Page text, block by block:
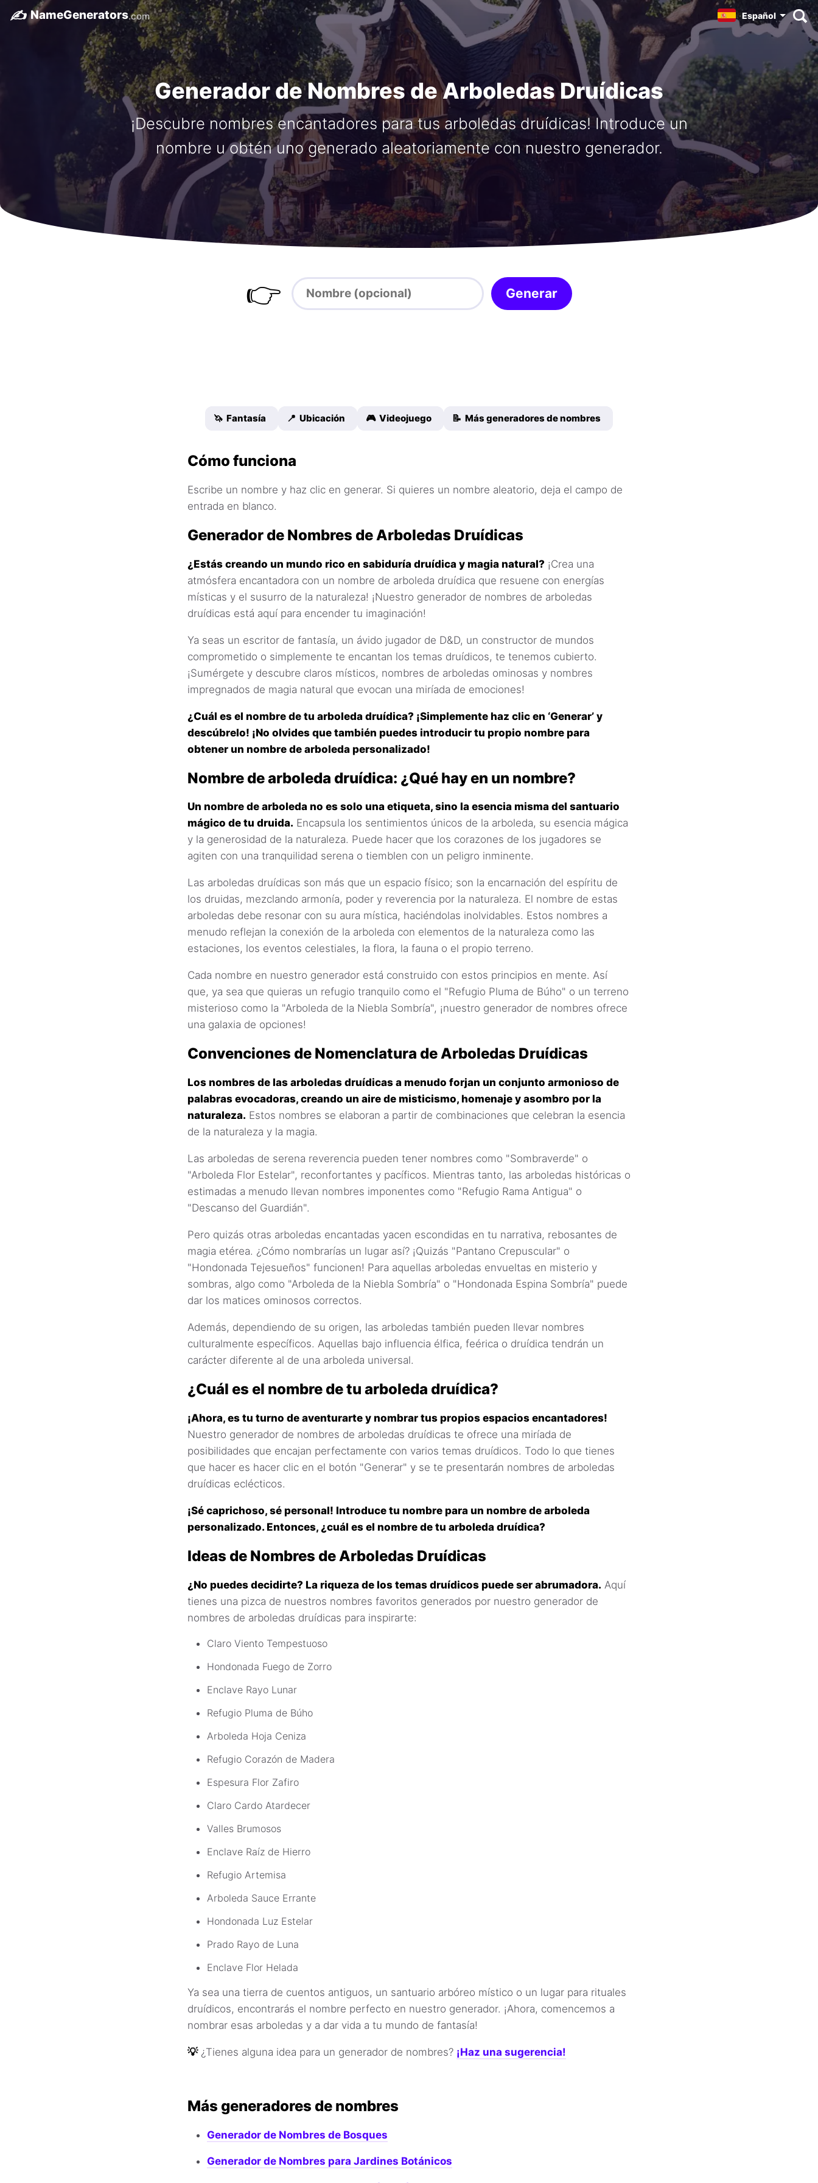
✍️ NameGenerators.com Español
Generador de Nombres de Arboledas Druídicas
¡Descubre nombres encantadores para tus arboledas druídicas! Introduce un
nombre u obtén uno generado aleatoriamente con nuestro generador.
👉 Generar
🦄 Fantasía 📍 Ubicación 🎮 Videojuego 📝 Más generadores de nombres
Cómo funciona
Escribe un nombre y haz clic en generar. Si quieres un nombre aleatorio, deja el campo de
entrada en blanco.
Generador de Nombres de Arboledas Druídicas
¿Estás creando un mundo rico en sabiduría druídica y magia natural? ¡Crea una
atmósfera encantadora con un nombre de arboleda druídica que resuene con energías
místicas y el susurro de la naturaleza! ¡Nuestro generador de nombres de arboledas
druídicas está aquí para encender tu imaginación!
Ya seas un escritor de fantasía, un ávido jugador de D&D, un constructor de mundos
comprometido o simplemente te encantan los temas druídicos, te tenemos cubierto.
¡Sumérgete y descubre claros místicos, nombres de arboledas ominosas y nombres
impregnados de magia natural que evocan una miríada de emociones!
¿Cuál es el nombre de tu arboleda druídica? ¡Simplemente haz clic en ‘Generar’ y
descúbrelo! ¡No olvides que también puedes introducir tu propio nombre para
obtener un nombre de arboleda personalizado!
Nombre de arboleda druídica: ¿Qué hay en un nombre?
Un nombre de arboleda no es solo una etiqueta, sino la esencia misma del santuario
mágico de tu druida. Encapsula los sentimientos únicos de la arboleda, su esencia mágica
y la generosidad de la naturaleza. Puede hacer que los corazones de los jugadores se
agiten con una tranquilidad serena o tiemblen con un peligro inminente.
Las arboledas druídicas son más que un espacio físico; son la encarnación del espíritu de
los druidas, mezclando armonía, poder y reverencia por la naturaleza. El nombre de estas
arboledas debe resonar con su aura mística, haciéndolas inolvidables. Estos nombres a
menudo reflejan la conexión de la arboleda con elementos de la naturaleza como las
estaciones, los eventos celestiales, la flora, la fauna o el propio terreno.
Cada nombre en nuestro generador está construido con estos principios en mente. Así
que, ya sea que quieras un refugio tranquilo como el "Refugio Pluma de Búho" o un terreno
misterioso como la "Arboleda de la Niebla Sombría", ¡nuestro generador de nombres ofrece
una galaxia de opciones!
Convenciones de Nomenclatura de Arboledas Druídicas
Los nombres de las arboledas druídicas a menudo forjan un conjunto armonioso de
palabras evocadoras, creando un aire de misticismo, homenaje y asombro por la
naturaleza. Estos nombres se elaboran a partir de combinaciones que celebran la esencia
de la naturaleza y la magia.
Las arboledas de serena reverencia pueden tener nombres como "Sombraverde" o
"Arboleda Flor Estelar", reconfortantes y pacíficos. Mientras tanto, las arboledas históricas o
estimadas a menudo llevan nombres imponentes como "Refugio Rama Antigua" o
"Descanso del Guardián".
Pero quizás otras arboledas encantadas yacen escondidas en tu narrativa, rebosantes de
magia etérea. ¿Cómo nombrarías un lugar así? ¡Quizás "Pantano Crepuscular" o
"Hondonada Tejesueños" funcionen! Para aquellas arboledas envueltas en misterio y
sombras, algo como "Arboleda de la Niebla Sombría" o "Hondonada Espina Sombría" puede
dar los matices ominosos correctos.
Además, dependiendo de su origen, las arboledas también pueden llevar nombres
culturalmente específicos. Aquellas bajo influencia élfica, feérica o druídica tendrán un
carácter diferente al de una arboleda universal.
¿Cuál es el nombre de tu arboleda druídica?
¡Ahora, es tu turno de aventurarte y nombrar tus propios espacios encantadores!
Nuestro generador de nombres de arboledas druídicas te ofrece una miríada de
posibilidades que encajan perfectamente con varios temas druídicos. Todo lo que tienes
que hacer es hacer clic en el botón "Generar" y se te presentarán nombres de arboledas
druídicas eclécticos.
¡Sé caprichoso, sé personal! Introduce tu nombre para un nombre de arboleda
personalizado. Entonces, ¿cuál es el nombre de tu arboleda druídica?
Ideas de Nombres de Arboledas Druídicas
¿No puedes decidirte? La riqueza de los temas druídicos puede ser abrumadora. Aquí
tienes una pizca de nuestros nombres favoritos generados por nuestro generador de
nombres de arboledas druídicas para inspirarte:
Claro Viento Tempestuoso
Hondonada Fuego de Zorro
Enclave Rayo Lunar
Refugio Pluma de Búho
Arboleda Hoja Ceniza
Refugio Corazón de Madera
Espesura Flor Zafiro
Claro Cardo Atardecer
Valles Brumosos
Enclave Raíz de Hierro
Refugio Artemisa
Arboleda Sauce Errante
Hondonada Luz Estelar
Prado Rayo de Luna
Enclave Flor Helada
Ya sea una tierra de cuentos antiguos, un santuario arbóreo místico o un lugar para rituales
druídicos, encontrarás el nombre perfecto en nuestro generador. ¡Ahora, comencemos a
nombrar esas arboledas y a dar vida a tu mundo de fantasía!
💡 ¿Tienes alguna idea para un generador de nombres? ¡Haz una sugerencia!
Más generadores de nombres
Generador de Nombres de Bosques
Generador de Nombres para Jardines Botánicos